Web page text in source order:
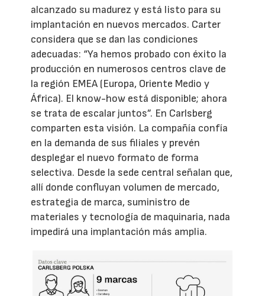
alcanzado su madurez y está listo para su
implantación en nuevos mercados. Carter
considera que se dan las condiciones
adecuadas: “Ya hemos probado con éxito la
producción en numerosos centros clave de
la región EMEA (Europa, Oriente Medio y
África). El know-how está disponible; ahora
se trata de escalar juntos”. En Carlsberg
comparten esta visión. La compañía confía
en la demanda de sus filiales y prevén
desplegar el nuevo formato de forma
selectiva. Desde la sede central señalan que,
allí donde confluyan volumen de mercado,
estrategia de marca, suministro de
materiales y tecnología de maquinaria, nada
impedirá una implantación más amplia.